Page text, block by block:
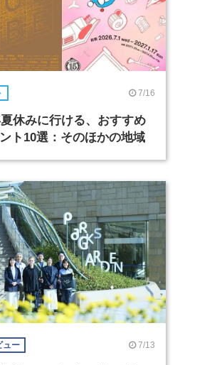
7/16
休みに行ける、おすすめ
ト10選：そのほかの地域
ュー 7/13